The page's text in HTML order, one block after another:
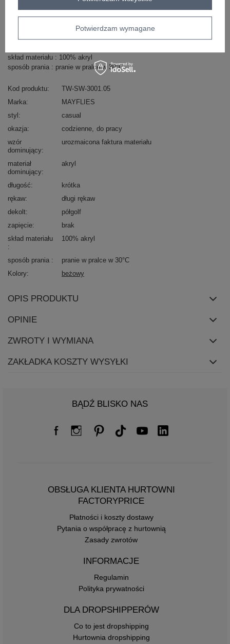
Masz pytanie? Chętnie pomożemy.
+48 601 547 740 Zadaj pytanie
skład materiału : 100% akryl
sposób prania : pranie w pralce w 30°C
Kod produktu
TW-SW-3001.05
Marka
MAYFLIES
styl
casual
okazja
codzienne do pracy
wzór
dominujący
urozmaicona faktura materiału
materiał
dominujący
akryl
długość
krótka
rękaw
długi rękaw
dekolt
półgolf
zapięcie
brak
skład materiału
100% akryl
sposób prania
pranie w pralce w 30°C
Kolory
beżowy
OPIS PRODUKTU
OPINIE
ZWROTY I WYMIANA
ZAKŁADKA KOSZTY WYSYŁKI
BĄDŹ BLISKO NAS
OBSŁUGA KLIENTA HURTOWNI
FACTORYPRICE
Płatności i koszty dostawy
Pytania o współpracę z hurtownią
Zasady zwrotów
INFORMACJE
Regulamin
Polityka prywatności
DLA DROPSHIPPERÓW
Co to jest dropshipping
Hurtownia dropshipping
Potwierdzam wymagane